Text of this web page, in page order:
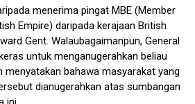
menerima pingat MBE (Member
Empire) daripada kerajaan British
Gent. Walaubagaimanpun, General
untuk menganugerahkan beliau
menyatakan bahawa masyarakat yang
dianugerahkan atas sumbangan